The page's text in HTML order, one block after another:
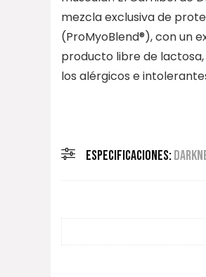
mezcla exclusiva de
(ProMyoBlend®), con un
producto libre de
los alérgicos e
ESPECIFICACIONES: